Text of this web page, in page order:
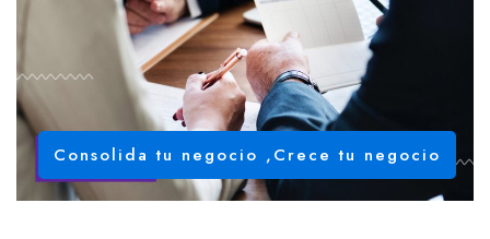
Consolida tu negocio ,Crece tu negocio